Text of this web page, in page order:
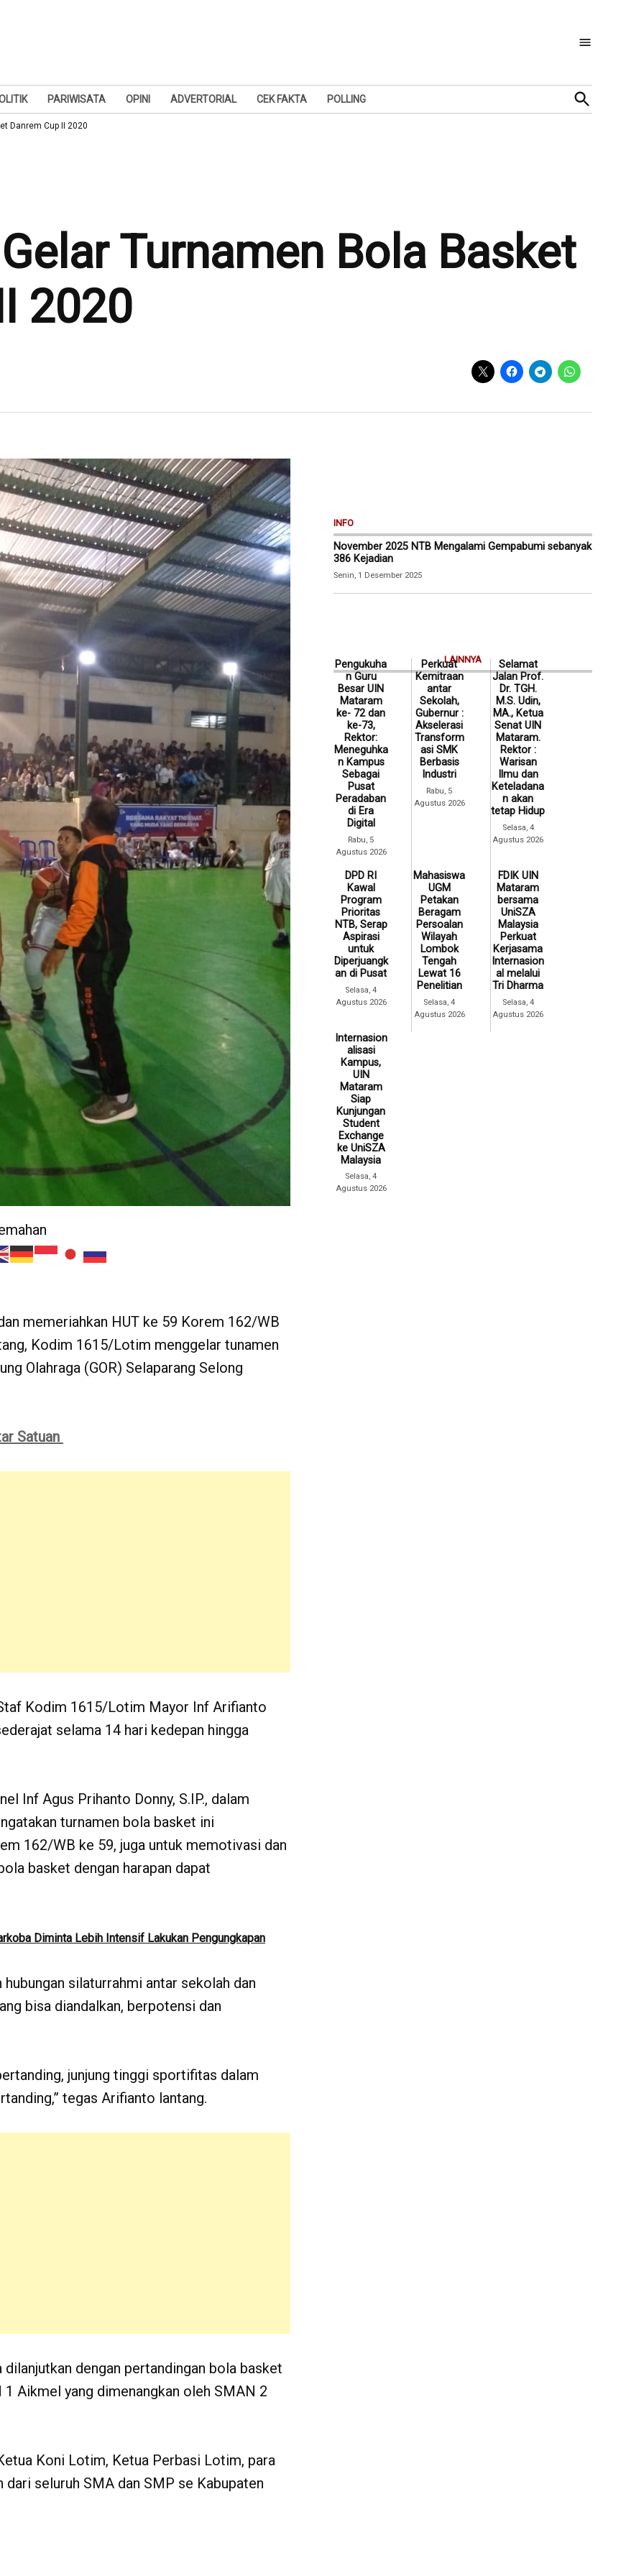
PARIWISATA OPINI ADVERTORIAL CEK FAKTA POLLING
Open
Search
Danrem Cup II 2020
Turnamen Bola Basket
2020
memeriahkan HUT ke 59 Korem 162/WB
Kodim 1615/Lotim menggelar tunamen
Olahraga (GOR) Selaparang Selong
Satuan
Kodim 1615/Lotim Mayor Inf Arifianto
selama 14 hari kedepan hingga
Inf Agus Prihanto Donny, S.IP., dalam
turnamen bola basket ini
162/WB ke 59, juga untuk memotivasi dan
basket dengan harapan dapat
Diminta Lebih Intensif Lakukan Pengungkapan
silaturrahmi antar sekolah dan
bisa diandalkan, berpotensi dan
junjung tinggi sportifitas dalam
tegas Arifianto lantang.
dengan pertandingan bola basket
Aikmel yang dimenangkan oleh SMAN 2
Koni Lotim, Ketua Perbasi Lotim, para
seluruh SMA dan SMP se Kabupaten
INFO
November 2025 NTB Mengalami Gempabumi sebanyak
386 Kejadian
Senin, 1 Desember 2025
LAINNYA
Pengukuha
n Guru
Besar UIN
Mataram
ke- 72 dan
ke-73,
Rektor:
Meneguhka
n Kampus
Sebagai
Pusat
Peradaban
di Era
Digital
Rabu, 5
Agustus 2026
Perkuat
Kemitraan
antar
Sekolah,
Gubernur :
Akselerasi
Transform
asi SMK
Berbasis
Industri
Rabu, 5
Agustus 2026
Selamat
Jalan Prof.
Dr. TGH.
M.S. Udin,
MA., Ketua
Senat UIN
Mataram.
Rektor :
Warisan
Ilmu dan
Keteladana
n akan
tetap Hidup
Selasa, 4
Agustus 2026
DPD RI
Kawal
Program
Prioritas
NTB, Serap
Aspirasi
untuk
Diperjuangk
an di Pusat
Selasa, 4
Agustus 2026
Mahasiswa
UGM
Petakan
Beragam
Persoalan
Wilayah
Lombok
Tengah
Lewat 16
Penelitian
Selasa, 4
Agustus 2026
FDIK UIN
Mataram
bersama
UniSZA
Malaysia
Perkuat
Kerjasama
Internasion
al melalui
Tri Dharma
Selasa, 4
Agustus 2026
Internasion
alisasi
Kampus,
UIN
Mataram
Siap
Kunjungan
Student
Exchange
ke UniSZA
Malaysia
Selasa, 4
Agustus 2026